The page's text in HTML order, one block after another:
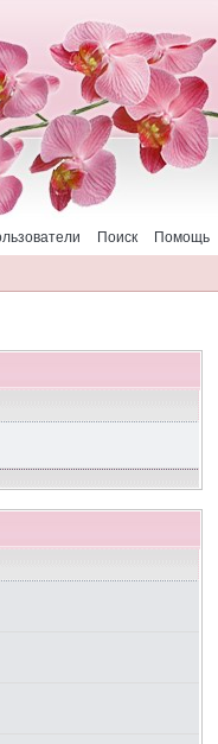
Помощь
Поиск